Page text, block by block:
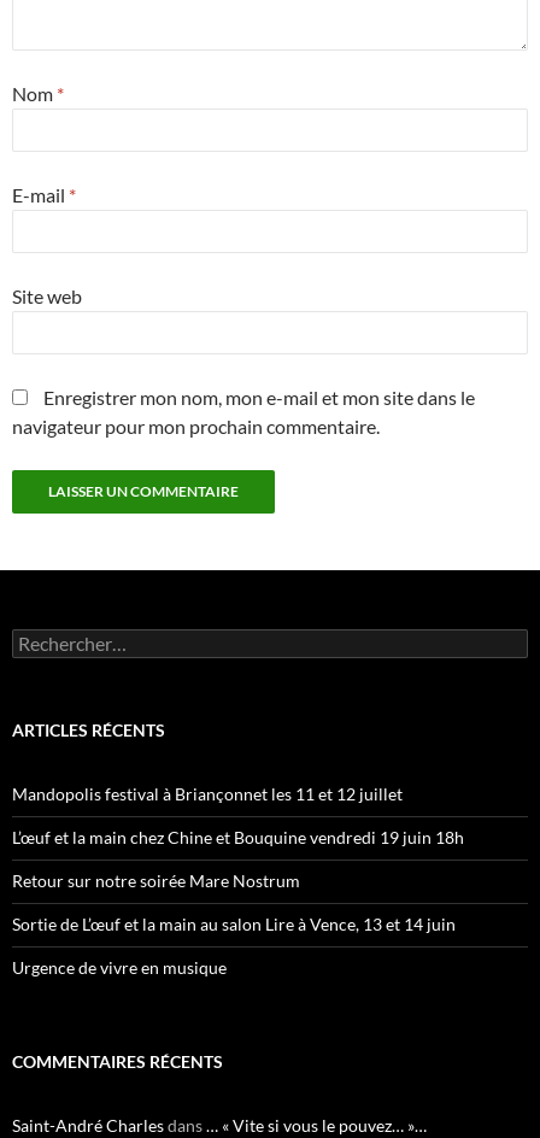
Nom *
E-mail *
Site web
Enregistrer mon nom, mon e-mail et mon site dans le
navigateur pour mon prochain commentaire.
Rechercher :
ARTICLES RÉCENTS
Mandopolis festival à Briançonnet les 11 et 12 juillet
L’œuf et la main chez Chine et Bouquine vendredi 19 juin 18h
Retour sur notre soirée Mare Nostrum
Sortie de L’œuf et la main au salon Lire à Vence, 13 et 14 juin
Urgence de vivre en musique
COMMENTAIRES RÉCENTS
Saint-André Charlesdans… « Vite si vous le pouvez… »…